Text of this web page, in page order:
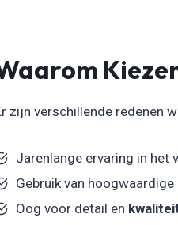
zijn verschillende redenen
Jarenlange ervaring in het
Gebruik van
Oog voor detail en